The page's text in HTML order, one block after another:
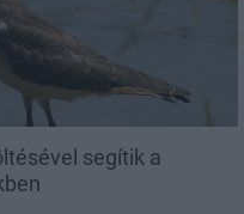
segítik a